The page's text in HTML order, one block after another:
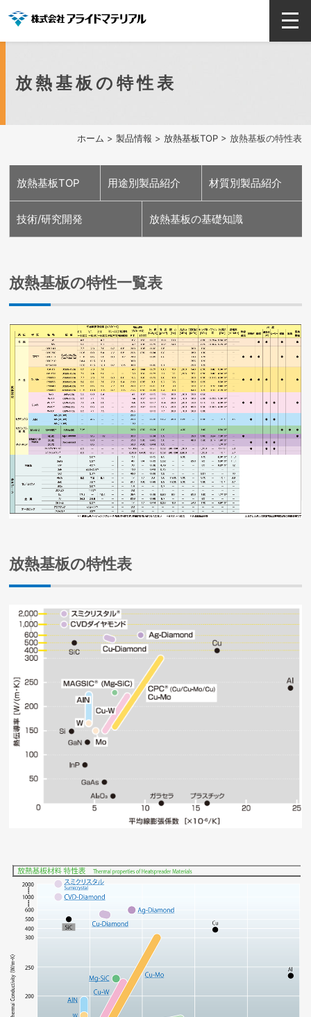
ホーム > 製品情報 > 放熱基板TOP> 放熱基板の特性表
放熱基板の特性表
放熱基板TOP 用途別製品紹介
無線通信用
光通信用
車載用
高輝度LED用
レーザー用
発電用
電鉄用
産業機械用
材質別製品紹介
純金属系
合金系
セラミックス系
ダイヤモンド系
技術/研究開発
表面処理技術
高精度複雑加工技術
EV・HV車用
次世代放熱基板技術
テクニカルレビュー
放熱基板の基礎知識
製品特性表
放熱基板のQ&A
放熱基板の特性一覧表
放熱基板の特性表